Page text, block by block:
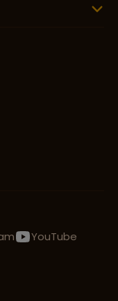
YouTube